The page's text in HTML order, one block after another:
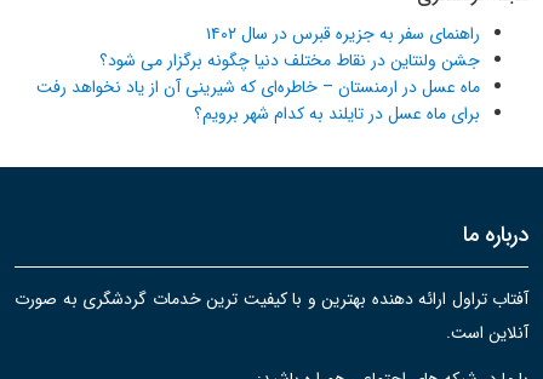
راهنمای سفر به جزیره قبرس در سال ۱۴۰۲
جشن ولنتاین در نقاط مختلف دنیا چگونه برگزار می شود؟
ماه عسل در ارمنستان – خاطره‌ای که شیرینی آن از یاد نخواهد رفت
برای ماه عسل در تایلند به کدام شهر برویم؟
درباره ما
آفتاب تراول ارائه دهنده بهترین و با کیفیت ترین خدمات گردشگری به صورت
آنلاین است.